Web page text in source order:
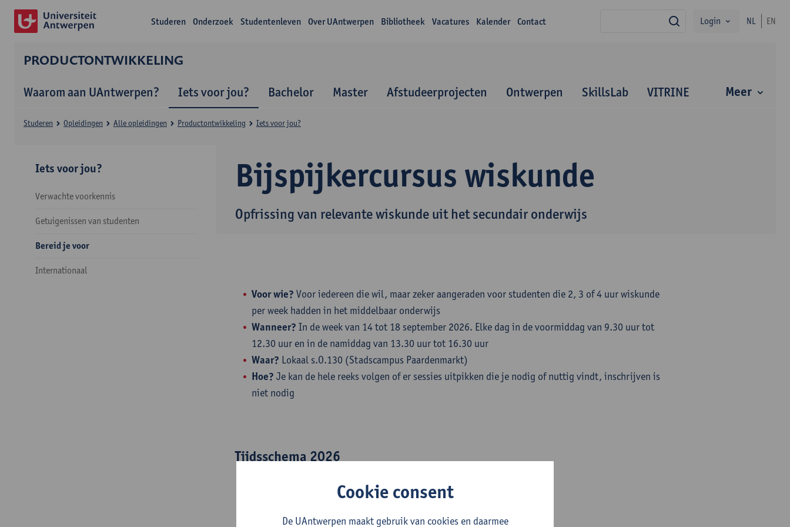
Studeren Onderzoek Studentenleven Over UAntwerpen Bibliotheek Vacatures Kalender Contact zoekLogin NL EN
PRODUCTONTWIKKELING
Waarom aan UAntwerpen? Iets voor jou? Bachelor Master Afstudeerprojecten Ontwerpen SkillsLab VITRINE Meer
Bijspijkercursus wiskunde
Opfrissing van relevante wiskunde uit het secundair onderwijs
Studeren Opleidingen Alle opleidingen Productontwikkeling Iets voor jou?
Iets voor jou?
Verwachte voorkennis
Getuigenissen van studenten
Bereid je voor
Internationaal
Voor wie? Voor iedereen die wil, maar zeker aangeraden voor studenten die 2, 3 of 4 uur wiskunde
per week hadden in het middelbaar onderwijs
Wanneer? In de week van 14 tot 18 september 2026. Elke dag in de voormiddag van 9.30 uur tot
12.30 uur en in de namiddag van 13.30 uur tot 16.30 uur
Waar? Lokaal s.O.130 (Stadscampus Paardenmarkt)
Hoe? Je kan de hele reeks volgen of er sessies uitpikken die je nodig of nuttig vindt, inschrijven is
niet nodig
Tijdsschema 2026
Voormiddag: rekenregels en logaritmen
Namiddag: meetkunde en verhoudingen
Cookie consent
De UAntwerpen maakt gebruik van cookies en daarmee